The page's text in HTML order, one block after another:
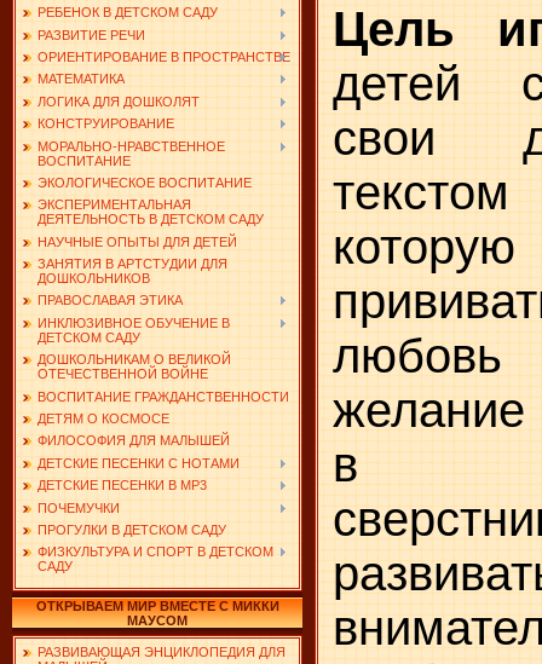
РЕБЕНОК В ДЕТСКОМ САДУ
РАЗВИТИЕ РЕЧИ
ОРИЕНТИРОВАНИЕ В ПРОСТРАНСТВЕ
МАТЕМАТИКА
ЛОГИКА ДЛЯ ДОШКОЛЯТ
КОНСТРУИРОВАНИЕ
МОРАЛЬНО-НРАВСТВЕННОЕ
ВОСПИТАНИЕ
ЭКОЛОГИЧЕСКОЕ ВОСПИТАНИЕ
ЭКСПЕРИМЕНТАЛЬНАЯ
ДЕЯТЕЛЬНОСТЬ В ДЕТСКОМ САДУ
НАУЧНЫЕ ОПЫТЫ ДЛЯ ДЕТЕЙ
ЗАНЯТИЯ В АРТСТУДИИ ДЛЯ
ДОШКОЛЬНИКОВ
ПРАВОСЛАВАЯ ЭТИКА
ИНКЛЮЗИВНОЕ ОБУЧЕНИЕ В
ДЕТСКОМ САДУ
ДОШКОЛЬНИКАМ О ВЕЛИКОЙ
ОТЕЧЕСТВЕННОЙ ВОЙНЕ
ВОСПИТАНИЕ ГРАЖДАНСТВЕННОСТИ
ДЕТЯМ О КОСМОСЕ
ФИЛОСОФИЯ ДЛЯ МАЛЫШЕЙ
ДЕТСКИЕ ПЕСЕНКИ С НОТАМИ
ДЕТСКИЕ ПЕСЕНКИ В MP3
ПОЧЕМУЧКИ
ПРОГУЛКИ В ДЕТСКОМ САДУ
ФИЗКУЛЬТУРА И СПОРТ В ДЕТСКОМ
САДУ
ОТКРЫВАЕМ МИР ВМЕСТЕ С МИККИ
МАУСОМ
РАЗВИВАЮЩАЯ ЭНЦИКЛОПЕДИЯ ДЛЯ
Цель
детей
свои
желание
в